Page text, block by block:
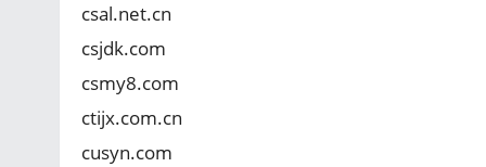
csal.net.cn
csjdk.com
csmy8.com
ctijx.com.cn
cusyn.com